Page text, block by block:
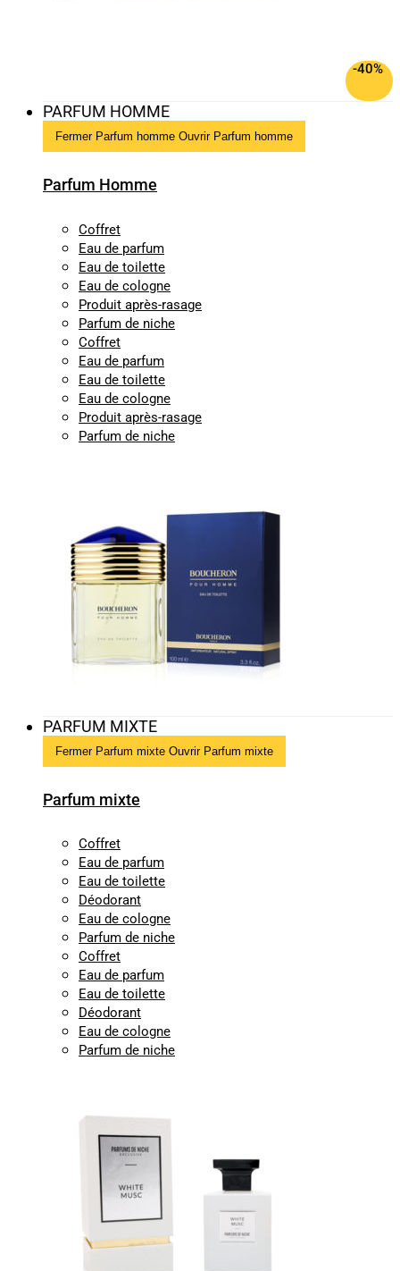
-40%
PARFUM HOMME
Fermer Parfum homme Ouvrir Parfum homme
Parfum Homme
Coffret
Eau de parfum
Eau de toilette
Eau de cologne
Produit après-rasage
Parfum de niche
Coffret
Eau de parfum
Eau de toilette
Eau de cologne
Produit après-rasage
Parfum de niche
PARFUM MIXTE
Fermer Parfum mixte Ouvrir Parfum mixte
Parfum mixte
Coffret
Eau de parfum
Eau de toilette
Déodorant
Eau de cologne
Parfum de niche
Coffret
Eau de parfum
Eau de toilette
Déodorant
Eau de cologne
Parfum de niche